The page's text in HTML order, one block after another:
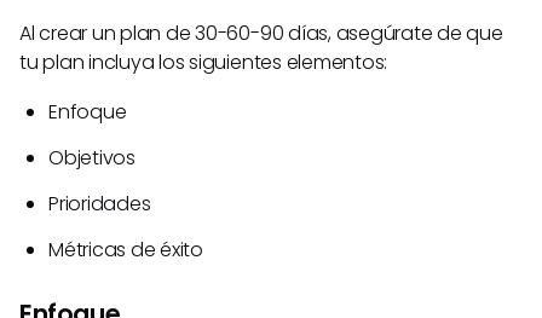
Al crear un plan de 30-60-90 días, asegúrate de que
tu plan incluya los siguientes elementos:
Enfoque
Objetivos
Prioridades
Métricas de éxito